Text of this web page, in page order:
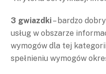
3 gwiazdki– bardzo
usług w obszarze
wymogów dla tej
spełnieniu wymogów